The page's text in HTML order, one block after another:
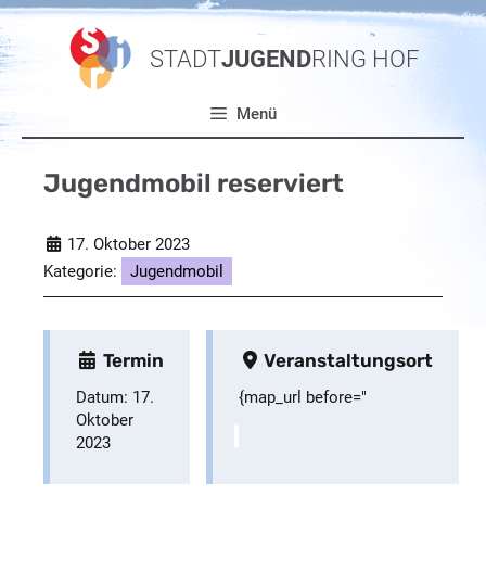
Zum
Inhalt
springen
STADTJUGENDRING HOF
Menü
Jugendmobil reserviert
17. Oktober 2023
Kategorie:
Jugendmobil
Termin
Datum: 17.
Oktober
2023
Veranstaltungsort
{map_url before="